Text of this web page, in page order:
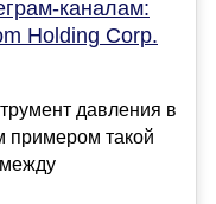
каналам:
Holding Corp.
давления в
примером такой